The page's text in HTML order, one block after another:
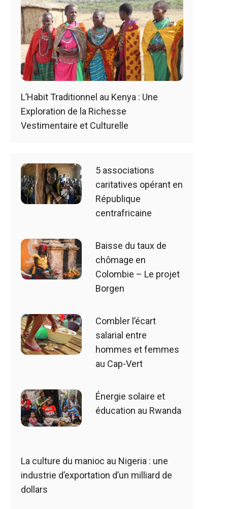
L’Habit Traditionnel au Kenya : Une
Exploration de la Richesse
Vestimentaire et Culturelle
5 associations
caritatives opérant en
République
centrafricaine
Baisse du taux de
chômage en
Colombie – Le projet
Borgen
Combler l’écart
salarial entre
hommes et femmes
au Cap-Vert
Énergie solaire et
éducation au Rwanda
La culture du manioc au Nigeria : une
industrie d’exportation d’un milliard de
dollars